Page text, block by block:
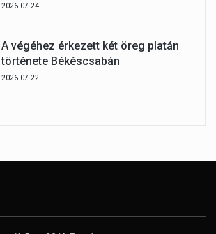
2026-07-24
A végéhez érkezett két öreg platán
története Békéscsabán
2026-07-22